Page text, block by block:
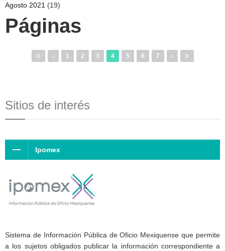
Agosto 2021 (19)
Páginas
1 2 3 4 5 6 7
Sitios de interés
Ipomex
Sistema de Información Pública de Oficio Mexiquense que permite
a los sujetos obligados publicar la información correspondiente a